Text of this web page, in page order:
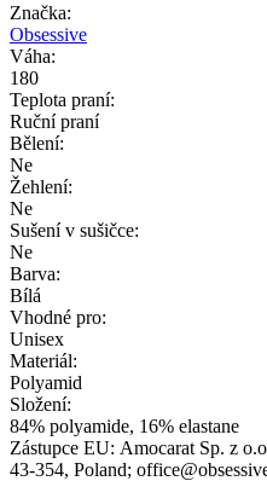
Značka:
Obsessive
Váha:
180
Teplota praní:
Ruční praní
Bělení:
Ne
Žehlení:
Ne
Sušení v sušičce:
Ne
Barva:
Bílá
Vhodné pro:
Unisex
Materiál:
Polyamid
Složení:
84% polyamide, 16% elastane
Zástupce EU: Amocarat Sp. z
43-354, Poland;